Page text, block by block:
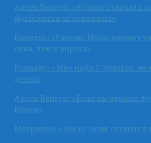
Арсен Венгер: «Я умею отличить
футболиста от отличного»
Капелло: «Раньше Ибрагимович
окна, чем в ворота»
Роналду: «Мне надо 7 Золотых
детей»
Арсен Венгер: «Если вы любите
Месси»
Моуриньо: «После меня остаются